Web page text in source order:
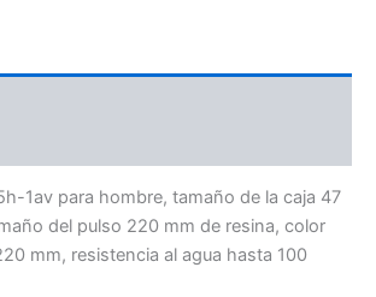
1av para hombre, tamaño de la caja 47
del pulso 220 mm de resina, color
mm, resistencia al agua hasta 100